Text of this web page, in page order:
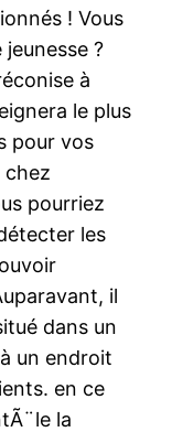
! Vous
?
à
le plus
pour vos
chez
pourriez
les
il
dans un
un endroit
en ce
la